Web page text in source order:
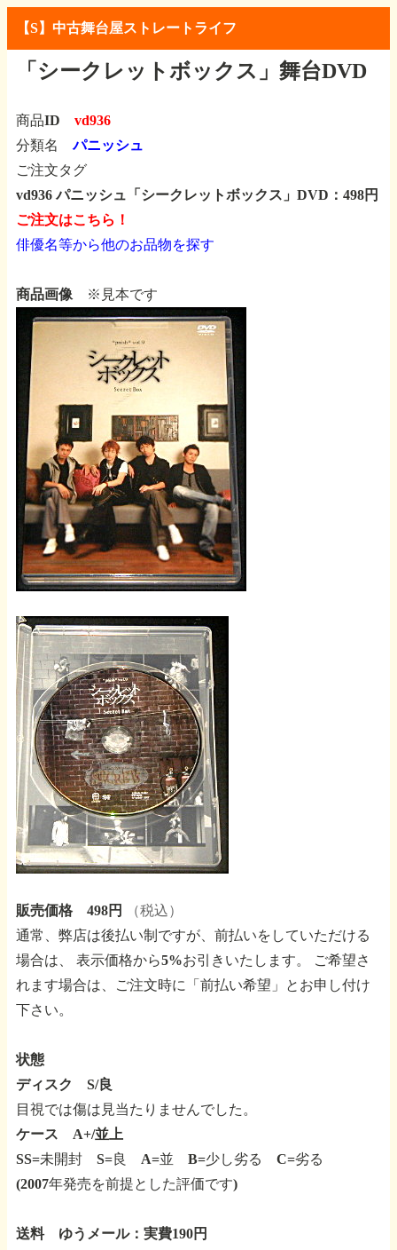
【S】中古舞台屋ストレートライフ
「シークレットボックス」舞台DVD
商品ID vd936
分類名パニッシュ
ご注文タグ
vd936 パニッシュ「シークレットボックス」DVD：498円
ご注文はこちら！
俳優名等から他のお品物を探す
商品画像 ※見本です
販売価格 498円
（税込）
通常、弊店は後払い制ですが、前払いをしていただける
場合は、
表示価格から5%お引きいたします。
ご希望さ
れます場合は、ご注文時に「前払い希望」とお申し付け
下さい。
状態
ディスク S/良
目視では傷は見当たりませんでした。
ケース A+/並上
SS=未開封 S=良 A=並 B=少し劣る C=劣る
(2007年発売を前提とした評価です)
送料 ゆうメール：実費190円